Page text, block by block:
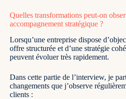
Quelles transformations peut-on
accompagnement stratégique ?
Lorsqu’une entreprise dispose
offre structurée et d’une stratégie
peuvent évoluer très rapidement.
Dans cette partie de l’interview, je
changements que j’observe
clients :